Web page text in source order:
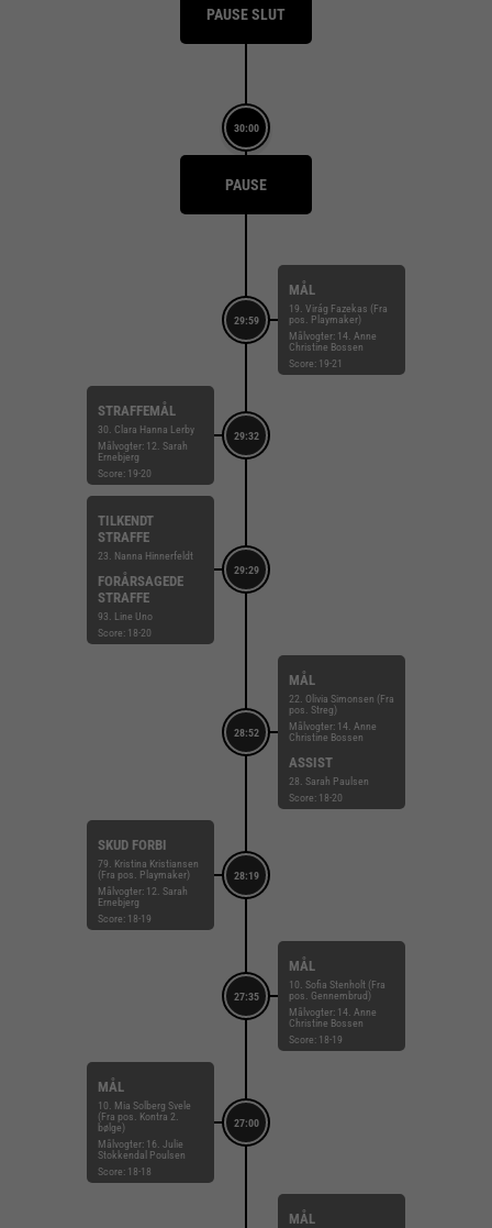
PAUSE SLUT
30:00
PAUSE
29:59
MÅL
19. Virág Fazekas (Fra
pos. Playmaker)
Målvogter: 14. Anne
Christine Bossen
Score: 19-21
29:32
STRAFFEMÅL
30. Clara Hanna Lerby
Målvogter: 12. Sarah
Ernebjerg
Score: 19-20
29:29
TILKENDT
STRAFFE
23. Nanna Hinnerfeldt
FORÅRSAGEDE
STRAFFE
93. Line Uno
Score: 18-20
28:52
MÅL
22. Olivia Simonsen (Fra
pos. Streg)
Målvogter: 14. Anne
Christine Bossen
ASSIST
28. Sarah Paulsen
Score: 18-20
28:19
SKUD FORBI
79. Kristina Kristiansen
(Fra pos. Playmaker)
Målvogter: 12. Sarah
Ernebjerg
Score: 18-19
27:35
MÅL
10. Sofia Stenholt (Fra
pos. Gennembrud)
Målvogter: 14. Anne
Christine Bossen
Score: 18-19
27:00
MÅL
10. Mia Solberg Svele
(Fra pos. Kontra 2.
bølge)
Målvogter: 16. Julie
Stokkendal Poulsen
Score: 18-18
MÅL